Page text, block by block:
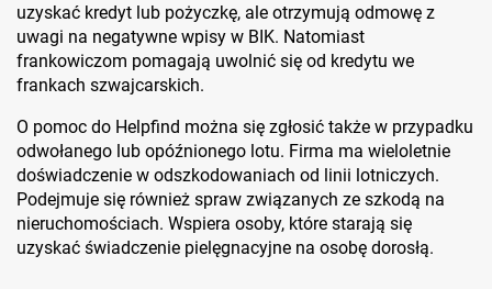
uzyskać kredyt lub pożyczkę, ale otrzymują odmowę z
uwagi na negatywne wpisy w BIK. Natomiast
frankowiczom pomagają uwolnić się od kredytu we
frankach szwajcarskich.
O pomoc do Helpfind można się zgłosić także w przypadku
odwołanego lub opóźnionego lotu. Firma ma wieloletnie
doświadczenie w odszkodowaniach od linii lotniczych.
Podejmuje się również spraw związanych ze szkodą na
nieruchomościach. Wspiera osoby, które starają się
uzyskać świadczenie pielęgnacyjne na osobę dorosłą.